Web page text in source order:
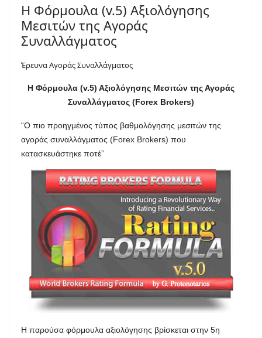
Η Φόρμουλα (v.5) Αξιολόγησης
Μεσιτών της Αγοράς
Συναλλάγματος
Έρευνα Αγοράς Συναλλάγματος
Η Φόρμουλα (v.5) Αξιολόγησης Μεσιτών της Αγοράς
Συναλλάγματος (Forex Brokers)
“Ο πιο προηγμένος τύπος βαθμολόγησης μεσιτών της
αγοράς συναλλάγματος (Forex Brokers) που
κατασκευάστηκε ποτέ”
Η παρούσα φόρμουλα αξιολόγησης βρίσκεται στην 5η